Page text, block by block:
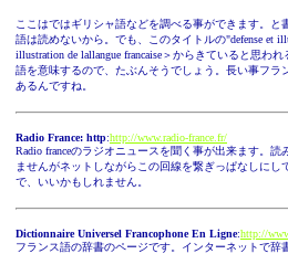
ここはではギリシャ語などを調べる事ができます。
語は読めないから。でも、このタイトルの"defense et
illustration de lallangue francaise＞からきていると思
語を意味するので、たぶんそうでしょう。長い事フ
あるんですね。
Radio France: http:http://www.radio-france.fr/
Radio franceのラジオニュースを聞く事が出来ます。
ませんがネットしながらこの回線を繋ぎっぱなしに
で、いいかもしれません。
Dictionnaire Universel Francophone En Ligne:http://
フランス語の辞書のページです。インターネットで